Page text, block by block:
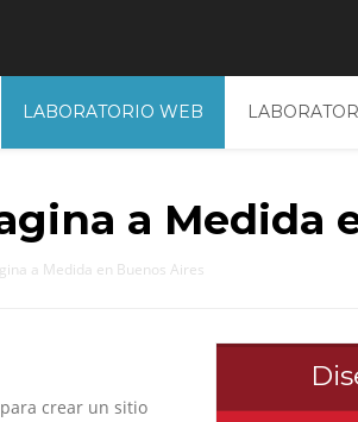
LABORATORIO WEB
a Medida
a Medida en Buenos Aires
crear un sitio